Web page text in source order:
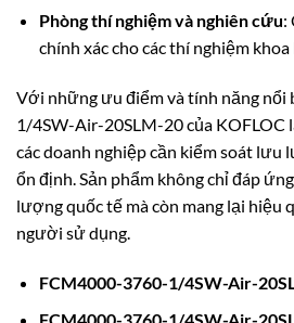
Phòng thí nghiệm và nghiên cứu:
chính xác cho các thí nghiệm khoa
Với những ưu điểm và tính năng nổi
1/4SW-Air-20SLM-20 của KOFLOC
các doanh nghiệp cần kiểm soát lưu
ổn định.Sản phẩm không chỉ đáp
lượng quốc tế mà còn mang lại hiệu
người sử dụng.
FCM4000-3760-1/4SW-Air-